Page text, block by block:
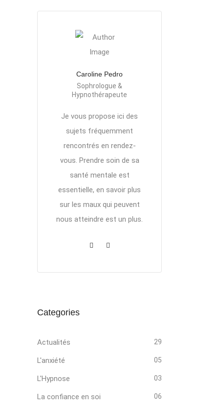
Caroline Pedro
Sophrologue &
Hypnothérapeute
Je vous propose ici des
sujets fréquemment
rencontrés en rendez-
vous. Prendre soin de sa
santé mentale est
essentielle, en savoir plus
sur les maux qui peuvent
nous atteindre est un plus.
Categories
Actualités 29
L'anxiété 05
L'Hypnose 03
La confiance en soi 06